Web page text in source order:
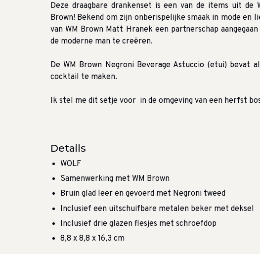
Deze draagbare drankenset is een van de items uit de
Brown! Bekend om zijn onberispelijke smaak in mode
van WM Brown Matt Hranek een partnerschap
de moderne man te creëren.
De WM Brown Negroni Beverage Astuccio (etui) bevat
cocktail te maken.
Ik stel me dit setje voor in de omgeving van een herfst
Details
WOLF
Samenwerking met WM Brown
Bruin glad leer en gevoerd met Negroni tweed
Inclusief een uitschuifbare metalen beker met deksel
Inclusief drie glazen flesjes met schroefdop
8,8 x 8,8 x 16,3 cm